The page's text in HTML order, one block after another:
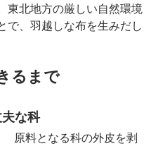
東北地方の厳しい自然環境
、羽越しな布を生みだし
るまで
な科
原料となる科の外皮を剥